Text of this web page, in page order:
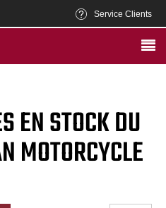
Service Clients
EN STOCK DU
MOTORCYCLE